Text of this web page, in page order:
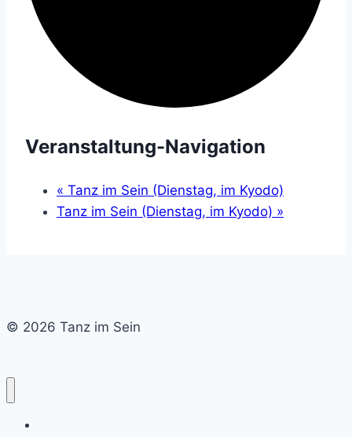
Veranstaltung-Navigation
« Tanz im Sein (Dienstag, im Kyodo)
Tanz im Sein (Dienstag, im Kyodo) »
© 2026 Tanz im Sein